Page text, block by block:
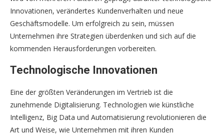
Innovationen, verändertes Kundenverhalten und neue
Geschäftsmodelle. Um erfolgreich zu sein, müssen
Unternehmen ihre Strategien überdenken und sich auf die
kommenden Herausforderungen vorbereiten.
Technologische Innovationen
Eine der größten Veränderungen im Vertrieb ist die
zunehmende Digitalisierung. Technologien wie künstliche
Intelligenz, Big Data und Automatisierung revolutionieren die
Art und Weise, wie Unternehmen mit ihren Kunden